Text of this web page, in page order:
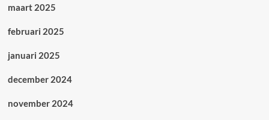
maart 2025
februari 2025
januari 2025
december 2024
november 2024